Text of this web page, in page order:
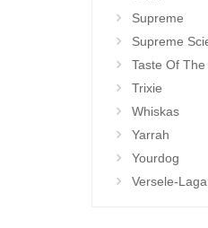
Supreme
Supreme
Taste Of The
Trixie
Whiskas
Yarrah
Yourdog
Versele-Laga